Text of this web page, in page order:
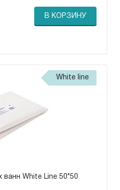
В КОРЗИНУ
White line
White Line 50*50